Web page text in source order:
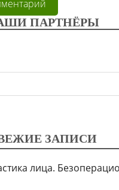
ПАРТНЁРЫ
ЗАПИСИ
лица.